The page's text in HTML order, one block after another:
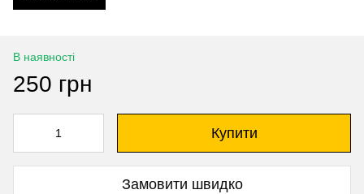
В наявності
250 грн
Купити
Замовити швидко